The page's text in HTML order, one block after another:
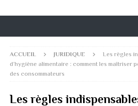
ACCUEIL JURIDIQUE
Les règles
d’hygiène alimentaire : comment les maîtriser
des consommateurs
Les règles